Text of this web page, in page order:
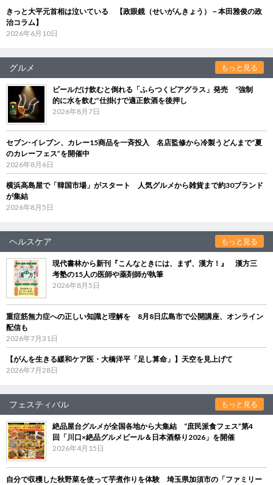
きっと大平元首相は泣いている 【政眼鏡（せいがんきょう）－本田雅俊の政
治コラム】
2026年6月10日
グルメ もっと見る
ビールだけ飲むと倒れる「ふらつくビアグラス」発売 “強制
的に水を飲む”仕掛けで適正飲酒を後押し
2026年8月7日
セブン‐イレブン、カレー15商品を一斉投入 名店監修から冷製うどんまで“夏
のカレーフェス”を開催中
2026年8月6日
横浜高島屋で「韓国市場」がスタート 人気グルメから雑貨まで約30ブランド
が集結
2026年8月5日
ヘルスケア もっと見る
現代書林から新刊『こんなときには、まず、漢方！』 漢方三
考塾の15人の医師や薬剤師が執筆
2026年8月5日
重症筋無力症への正しい知識と理解を 8月8日広島市で公開講座、オンライン
配信も
2026年7月31日
【がんを生きる緩和ケア医・大橋洋平「足し算命」】天空を見上げて
2026年7月28日
フェスティバル もっと見る
絶品屋台グルメが全国各地から大集結 “庶民派食フェス”第4
回「川口×絶品グルメビール＆日本酒祭り2026」を開催
2026年4月15日
自分で収穫した秋野菜を使って芋煮作りを体験 埼玉県加須市の「ファミリー